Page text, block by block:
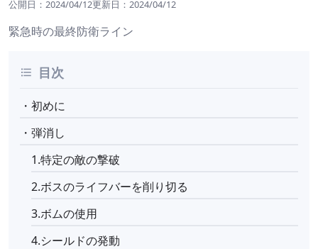
公開日： 2024/04/12更新日： 2024/04/12
緊急時の最終防衛ライン
目次
・初めに
・弾消し
1.特定の敵の撃破
2.ボスのライフバーを削り切る
3.ボムの使用
4.シールドの発動